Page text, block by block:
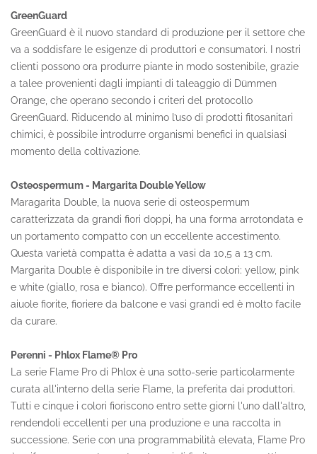
GreenGuard
GreenGuard è il nuovo standard di produzione per il settore che
va a soddisfare le esigenze di produttori e consumatori. I nostri
clienti possono ora produrre piante in modo sostenibile, grazie
a talee provenienti dagli impianti di taleaggio di Dümmen
Orange, che operano secondo i criteri del protocollo
GreenGuard. Riducendo al minimo l’uso di prodotti fitosanitari
chimici, è possibile introdurre organismi benefici in qualsiasi
momento della coltivazione.
Osteospermum - Margarita Double Yellow
Maragarita Double, la nuova serie di osteospermum
caratterizzata da grandi fiori doppi, ha una forma arrotondata e
un portamento compatto con un eccellente accestimento.
Questa varietà compatta è adatta a vasi da 10,5 a 13 cm.
Margarita Double è disponibile in tre diversi colori: yellow, pink
e white (giallo, rosa e bianco). Offre performance eccellenti in
aiuole fiorite, fioriere da balcone e vasi grandi ed è molto facile
da curare.
Perenni - Phlox Flame® Pro
La serie Flame Pro di Phlox è una sotto-serie particolarmente
curata all'interno della serie Flame, la preferita dai produttori.
Tutti e cinque i colori fioriscono entro sette giorni l'uno dall'altro,
rendendoli eccellenti per una produzione e una raccolta in
successione. Serie con una programmabilità elevata, Flame Pro